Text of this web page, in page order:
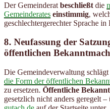
Der Gemeinderat beschließt die
Gemeinderates einstimmig,
geschlechtergerechter Sprache
8. Neufassung der
öffentlichen
Die Gemeindeverwaltung
die Form der öffentlichen
zu ersetzen. Öffentliche
gesetzlich nicht anders geregelt –